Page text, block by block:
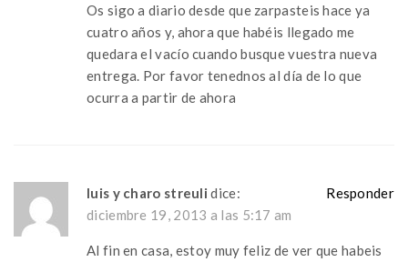
Os sigo a diario desde que zarpasteis hace ya
cuatro años y, ahora que habéis llegado me
quedara el vacío cuando busque vuestra nueva
entrega. Por favor tenednos al día de lo que
ocurra a partir de ahora
luis y charo streuli dice:
diciembre 19, 2013 a las 5:17 am
Al fin en casa, estoy muy feliz de ver que habeis
Responder